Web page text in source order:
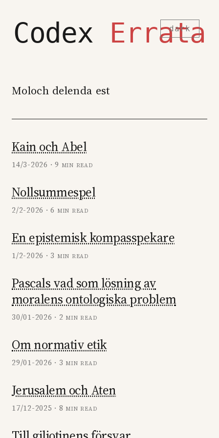
dark
Codex Errata
Moloch delenda est
Kain och Abel
14/3-2026 · 9 min read
Nollsummespel
2/2-2026 · 6 min read
En epistemisk kompasspekare
1/2-2026 · 3 min read
Pascals vad som lösning av
moralens ontologiska problem
30/01-2026 · 2 min read
Om normativ etik
29/01-2026 · 3 min read
Jerusalem och Aten
17/12-2025 · 8 min read